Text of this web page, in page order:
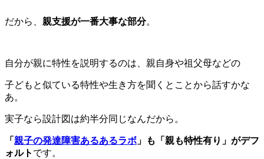
だから、 親支援が一番大事な部分。
自分が親に特性を説明するのは、親自身や祖父母などの
子どもと似ている特性や生き方を聞くとことから話すかな
あ。
実子なら設計図は約半分同じなんだから。
「 親子の発達障害あるあるラボ 」も「親も特性有り」がデフ
ォルト です。